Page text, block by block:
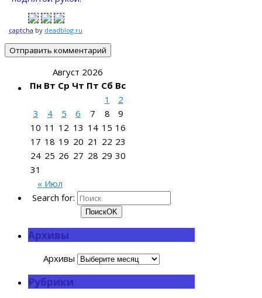
captcha by deadblog.ru
Август 2026
Пн Вт Ср Чт Пт Сб Вс
« Июл
1
2
3
4 5 6 7 8
9
10 11 12 13 14 15 16
17 18 19 20 21 22 23
24 25 26 27 28 29 30
31
Search for:
ПоискOK
Архивы
Архивы
Рубрики